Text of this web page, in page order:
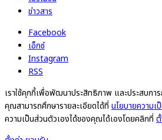
ข่าวสาร
Facebook
เอ็กซ์
Instagram
RSS
เราใช้คุกกี้เพื่อพัฒนาประสิทธิภาพ และประสบกา
คุณสามารถศึกษารายละเอียดได้ที่ นโยบายความเ
ความเป็นส่วนตัวเองได้ของคุณได้เองโดยคลิกที่